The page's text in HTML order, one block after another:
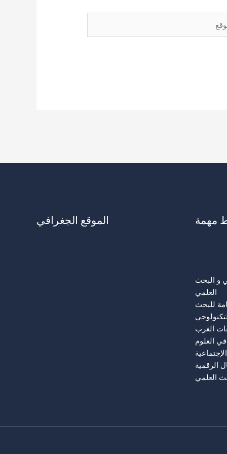
مهمة
و البحث
العلمي
للبحث
الغرب
العلوم
الرقمية
العلمي
الموقع الجغرافي